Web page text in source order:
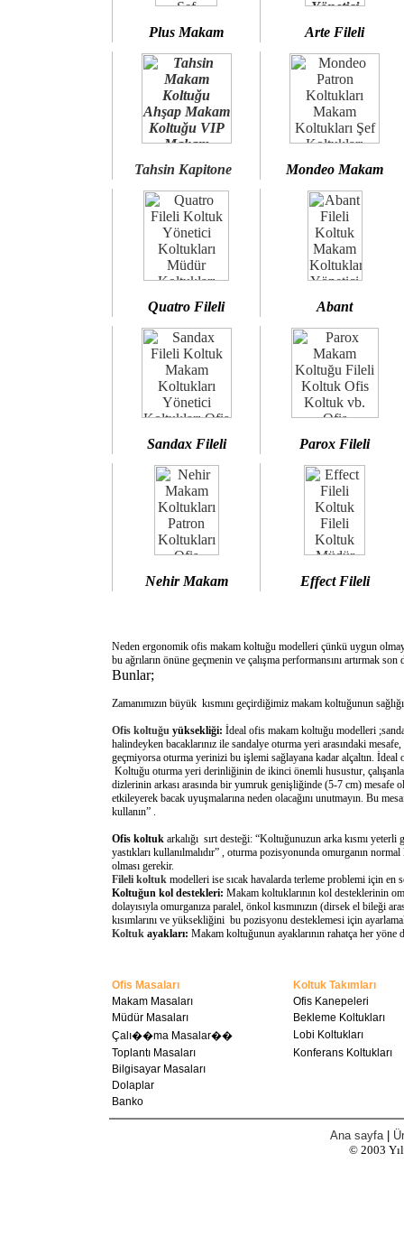
Plus Makam Arte Fileli
Tahsin Kapitone Mondeo Makam
Quatro Fileli Abant
Sandax Fileli Parox Fileli
Nehir Makam Effect Fileli
Neden ergonomik ofis makam koltuğu modelleri çünkü uygun
bu ağrıların önüne geçmenin ve çalışma performansını artırmak
Bunlar;
Zamanımızın büyük kısmını geçirdiğimiz makam koltuğunun
Ofis koltuğu yüksekliği: İdeal ofis makam koltuğu modelleri
halindeyken bacaklarınız ile sandalye oturma yeri arasındaki
geçmiyorsa oturma yerinizi bu işlemi sağlayana kadar alçaltın.
Koltuğu oturma yeri derinliğinin de ikinci önemli husustur,
dizlerinin arkası arasında bir yumruk genişliğinde (5-7 cm) mesafe
etkileyerek bacak uyuşmalarına neden olacağını unutmayın. Bu
kullanın” .
Ofis koltuk arkalığı sırt desteği: “Koltuğunuzun arka kısmı
yastıkları kullanılmalıdır” , oturma pozisyonunda omurganın
olması gerekir.
Fileli koltuk modelleri ise sıcak havalarda terleme problemi için
Koltuğun kol destekleri: Makam koltuklarının kol desteklerinin
dolayısıyla omurganıza paralel, önkol kısmınızın (dirsek el bileği
kısımlarını ve yüksekliğini bu pozisyonu desteklemesi için
Koltuk ayakları: Makam koltuğunun ayaklarının rahatça her
Ofis Masaları
Koltuk Takımları
Makam Masaları
Ofis Kanepeleri
Müdür Masaları
Bekleme Koltukları
Çalı��ma Masalar��
Lobi Koltukları
Toplantı Masaları
Konferans Koltukları
Bilgisayar Masaları
Dolaplar
Banko
Ana sayfa
© 2003